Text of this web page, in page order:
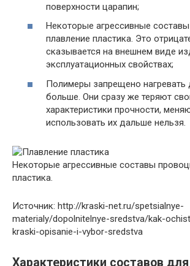
поверхности царапин;
Некоторые агрессивные
плавление пластика. Это
сказывается на внешнем виде
эксплуатационных свойствах;
Полимеры запрещено нагревать
больше. Они сразу же теряют
характеристики прочности,
использовать их дальше нельзя.
Некоторые агрессивные составы
пластика.
Источник: http://kraski-net.ru/spetsialnye-
materialy/dopolnitelnye-sredstva/kak-
kraski-opisanie-i-vybor-sredstva
Характеристики составов